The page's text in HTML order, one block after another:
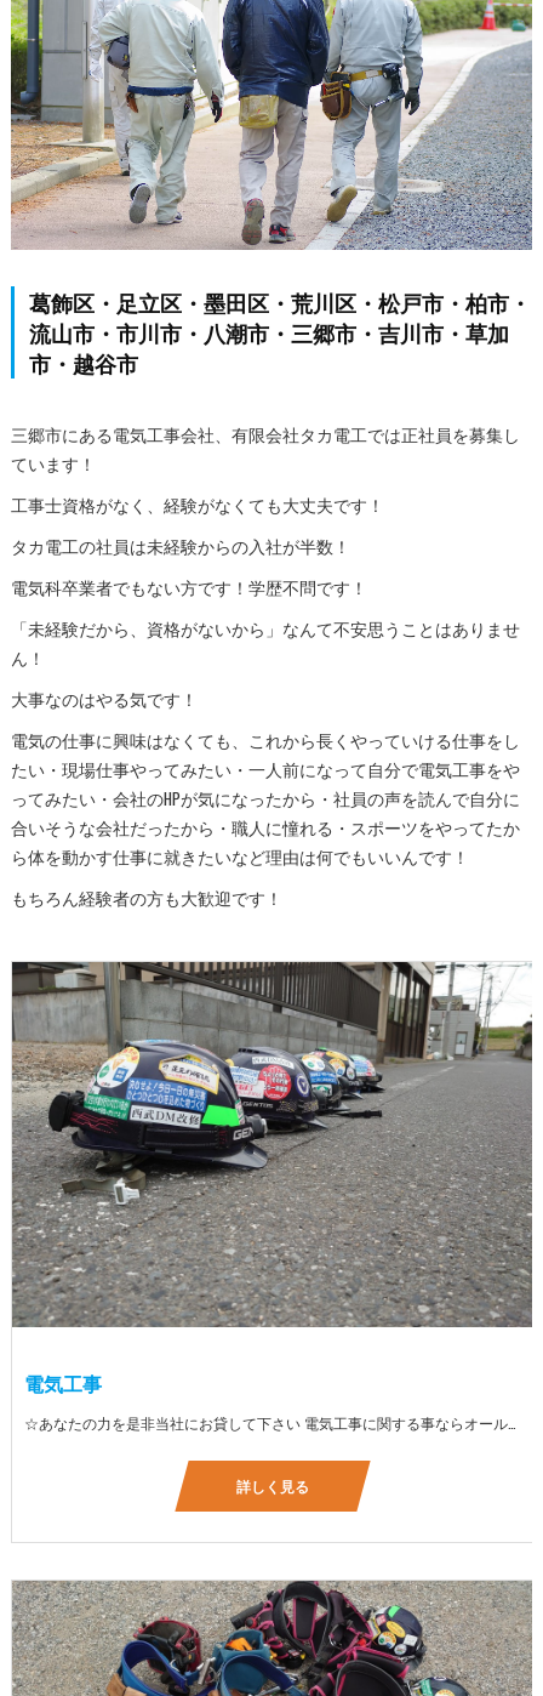
葛飾区・足立区・墨田区・荒川区・松戸市・柏市・
流山市・市川市・八潮市・三郷市・吉川市・草加
市・越谷市
三郷市にある電気工事会社、有限会社タカ電工では正社員を募集し
ています！
工事士資格がなく、経験がなくても大丈夫です！
タカ電工の社員は未経験からの入社が半数！
電気科卒業者でもない方です！学歴不問です！
「未経験だから、資格がないから」なんて不安思うことはありませ
ん！
大事なのはやる気です！
電気の仕事に興味はなくても、これから長くやっていける仕事をし
たい・現場仕事やってみたい・一人前になって自分で電気工事をや
ってみたい・会社のHPが気になったから・社員の声を読んで自分に
合いそうな会社だったから・職人に憧れる・スポーツをやってたか
ら体を動かす仕事に就きたいなど理由は何でもいいんです！
もちろん経験者の方も大歓迎です！
電気工事
☆あなたの力を是非当社にお貸して下さい 電気工事に関する事ならオールマイティに対応しております（室内配線・室外配線、スイッチコンセント取付け、照明器具取付け、配電盤取付け、エアコン取付け、LANケーブル配線、アンテナ取付けなど） 【工具支給致します】 また新品工具と新品作業服を完全支給を致します。 高品質の作業服と工具入社してくれた方には支給致します♪
詳しく見る